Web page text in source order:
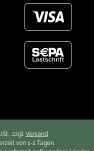
zzgl. Versand
von 1-2 Tagen.